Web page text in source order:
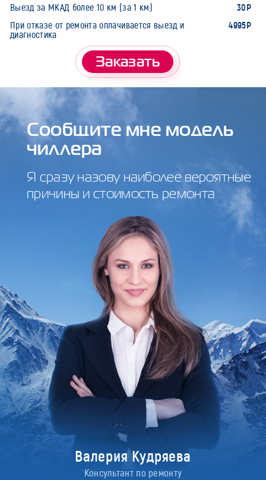
Выезд за МКАД более 10 км (за 1 км) 30Р
При отказе от ремонта оплачивается выезд и
диагностика
4995Р
Заказать
Сообщите мне модель
чиллера
Я сразу назову наиболее вероятные
причины и стоимость ремонта
Валерия Кудряева
Консультант по ремонту